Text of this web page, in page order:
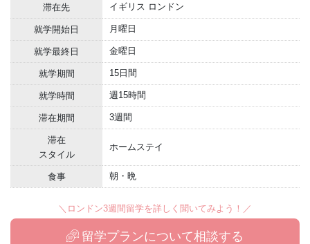
滞在先 イギリス ロンドン
就学開始日 月曜日
就学最終日 金曜日
就学期間 15日間
就学時間 週15時間
滞在期間 3週間
滞在
スタイル
ホームステイ
食事 朝・晩
＼ロンドン3週間留学を詳しく聞いてみよう！／
留学プランについて相談する